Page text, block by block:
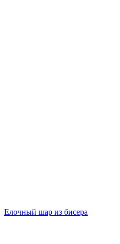
Елочный шар из бисера